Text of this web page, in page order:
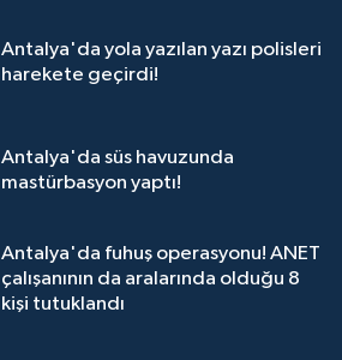
Antalya'da yola yazılan yazı polisleri
harekete geçirdi!
Antalya'da süs havuzunda
mastürbasyon yaptı!
Antalya'da fuhuş operasyonu! ANET
çalışanının da aralarında olduğu 8
kişi tutuklandı